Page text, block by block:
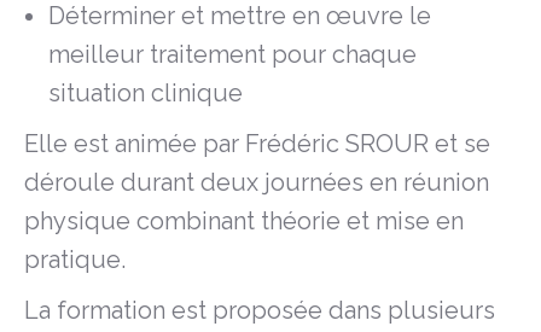
Déterminer et mettre en œuvre le
meilleur traitement pour chaque
situation clinique
Elle est animée par Frédéric SROUR et se
déroule durant deux journées en réunion
physique combinant théorie et mise en
pratique.
La formation est proposée dans plusieurs